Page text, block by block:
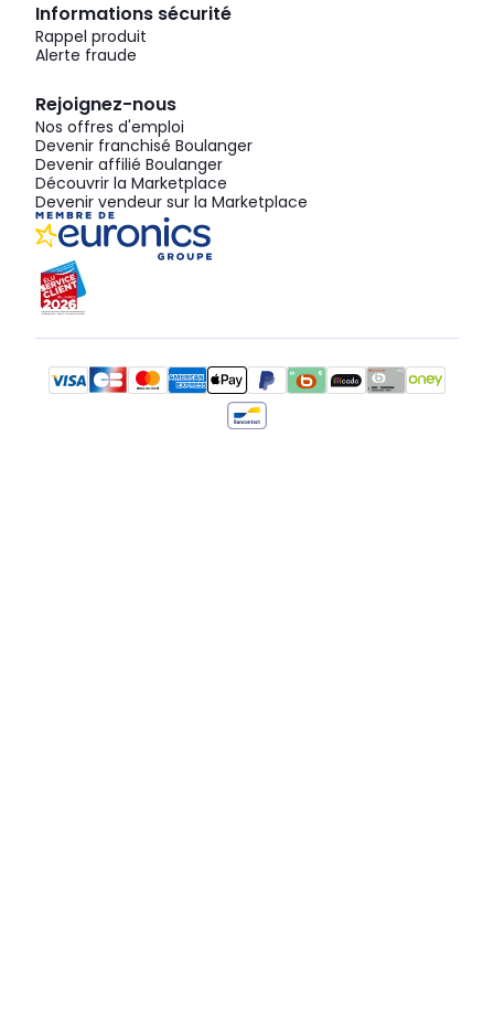
Informations sécurité
Rappel produit
Alerte fraude
Rejoignez-nous
Nos offres d'emploi
Devenir franchisé Boulanger
Devenir affilié Boulanger
Découvrir la Marketplace
Devenir vendeur sur la Marketplace